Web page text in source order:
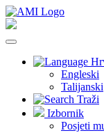
Engleski
Talijanski
Traži
Izbornik
Posjeti